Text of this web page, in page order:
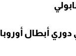
أبطال أوروبا